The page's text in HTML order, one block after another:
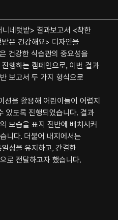
네텃밭> 결과보고서 <착한
은 건강해요> 디자인을
건강한 식습관의 중요성을
행하는 캠페인으로, 이번 결과
보고서 두 가지 형식으로
을 활용해 어린이들이 어렵지
있도록 진행되었습니다. 결과
모습을 표지 전반에 배치시켜
니다. 더불어 내지에서는
성을 유지하고, 간결한
로 전달하고자 했습니다.